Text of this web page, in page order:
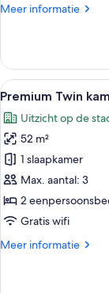
op
(King)
laden
Meer informatie
Meer
kamer,
niet-
roken,
op
de
stad
(King)
Alle
foto's
voor
Premium
Twin
kamer,
niet-
roken
View)
5
Premium Twin
Uitzicht op de
52 m²
1 slaapkamer
Max. aantal: 3
2
Gratis wifi
Meer informatie
Meer